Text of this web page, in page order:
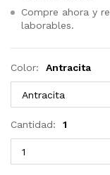
Compre ahora y
laborables.
Color: Antracita
Cantidad: 1